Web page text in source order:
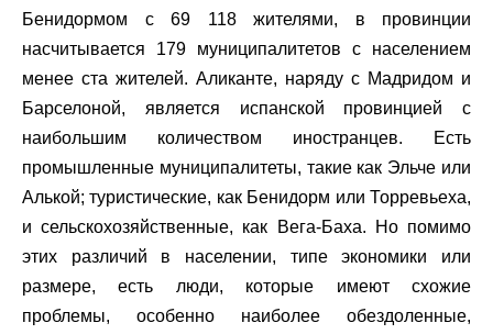
Бенидормом с 69 118 жителями, в провинции
насчитывается 179 муниципалитетов с населением
менее ста жителей. Аликанте, наряду с Мадридом и
Барселоной, является испанской провинцией с
наибольшим количеством иностранцев. Есть
промышленные муниципалитеты, такие как Эльче или
Алькой; туристические, как Бенидорм или Торревьеха,
и сельскохозяйственные, как Вега-Баха. Но помимо
этих различий в населении, типе экономики или
размере, есть люди, которые имеют схожие
проблемы, особенно наиболее обездоленные,